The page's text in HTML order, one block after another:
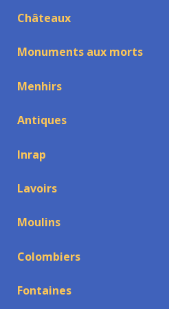
Châteaux
Monuments aux morts
Menhirs
Antiques
Inrap
Lavoirs
Moulins
Colombiers
Fontaines